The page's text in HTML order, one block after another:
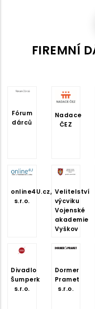
FIREMNÍ
Fórum
dárců
Nadace
ČEZ
online4U.cz,
s.r.o.
Velitelství
výcviku
Vojenské
akademie
Vyškov
Divadlo
Šumperk
s.r.o.
Dormer
Pramet
s.r.o.